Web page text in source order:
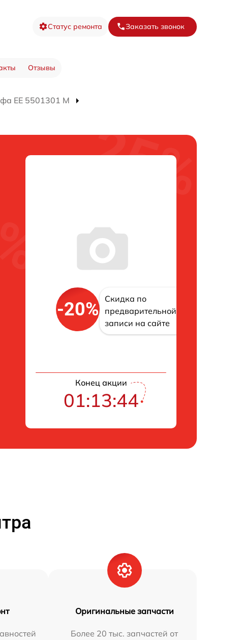
Статус ремонта Заказать звонок
Отзывы
EE 5501301 M
-20%
Скидка по
предварительной
записи на сайте
Конец акции
01:13:43
Оригинальные запчасти
Более 20 тыс. запчастей от